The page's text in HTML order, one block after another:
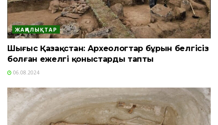
ЖАҢАЛЫҚТАР
Шығыс Қазақстан: Археологтар бұрын белгісіз
болған ежелгі қоныстарды тапты
06.08.2024